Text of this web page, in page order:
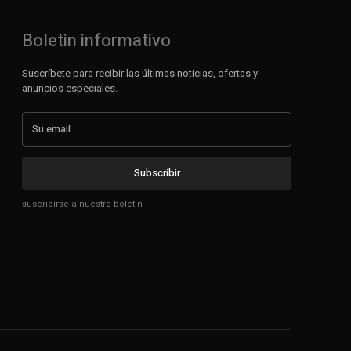
Boletin informativo
Suscríbete para recibir las últimas noticias, ofertas y
anuncios especiales.
Subscribir
suscribirse a nuestro boletin